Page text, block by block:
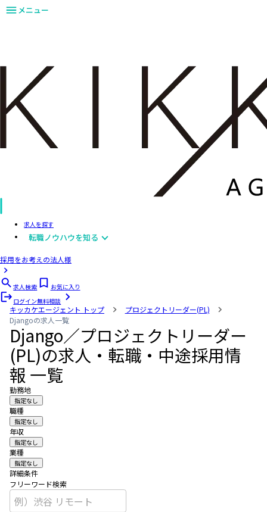
メニュー
求人を探す
転職ノウハウを知る
採用をお考えの法人様
求人検索
お気に入り
ログイン無料相談
キッカケエージェント トップ
プロジェクトリーダー(PL)
Djangoの求人一覧
Django／プロジェクトリーダー
(PL)の求人・転職・中途採用情
報 一覧
勤務地
指定なし
職種
指定なし
年収
指定なし
業種
指定なし
詳細条件
フリーワード検索